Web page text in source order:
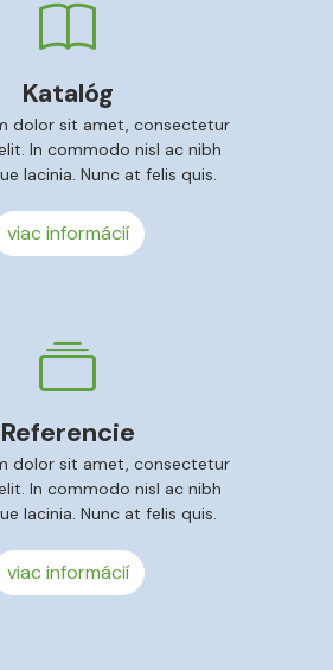
Katalóg
dolor sit amet, consectetur
In commodo nisl ac nibh
lacinia. Nunc at felis quis.
viac informácií
Referencie
dolor sit amet, consectetur
In commodo nisl ac nibh
lacinia. Nunc at felis quis.
viac informácií